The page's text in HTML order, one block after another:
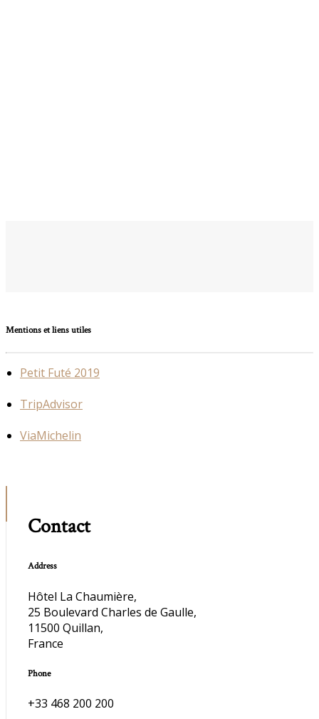
Mentions et liens utiles
Petit Futé 2019
TripAdvisor
ViaMichelin
Contact
Address
Hôtel La Chaumière,
25 Boulevard Charles de Gaulle,
11500 Quillan,
France
Phone
+33 468 200 200